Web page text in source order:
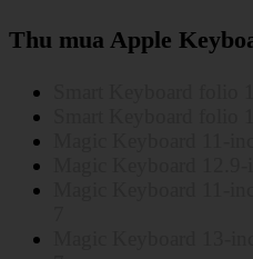
Thu mua Apple